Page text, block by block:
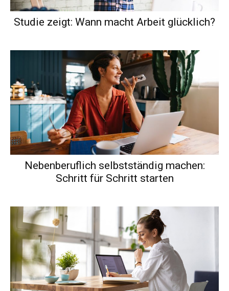
Studie zeigt: Wann macht Arbeit glücklich?
Nebenberuflich selbstständig machen:
Schritt für Schritt starten